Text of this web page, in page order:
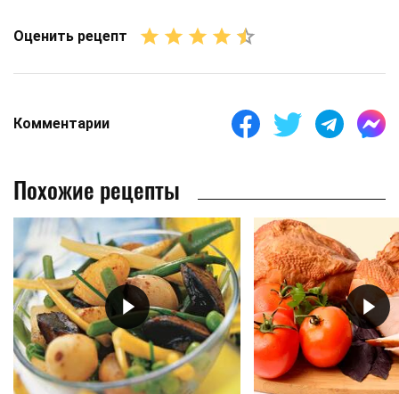
Оценить рецепт
Комментарии
Похожие рецепты